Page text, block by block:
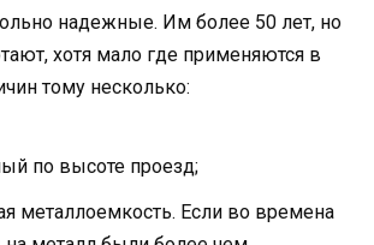
надежные. Им более 50 лет, но
хотя мало где применяются в
тому несколько:
по высоте проезд;
металлоемкость. Если во времена